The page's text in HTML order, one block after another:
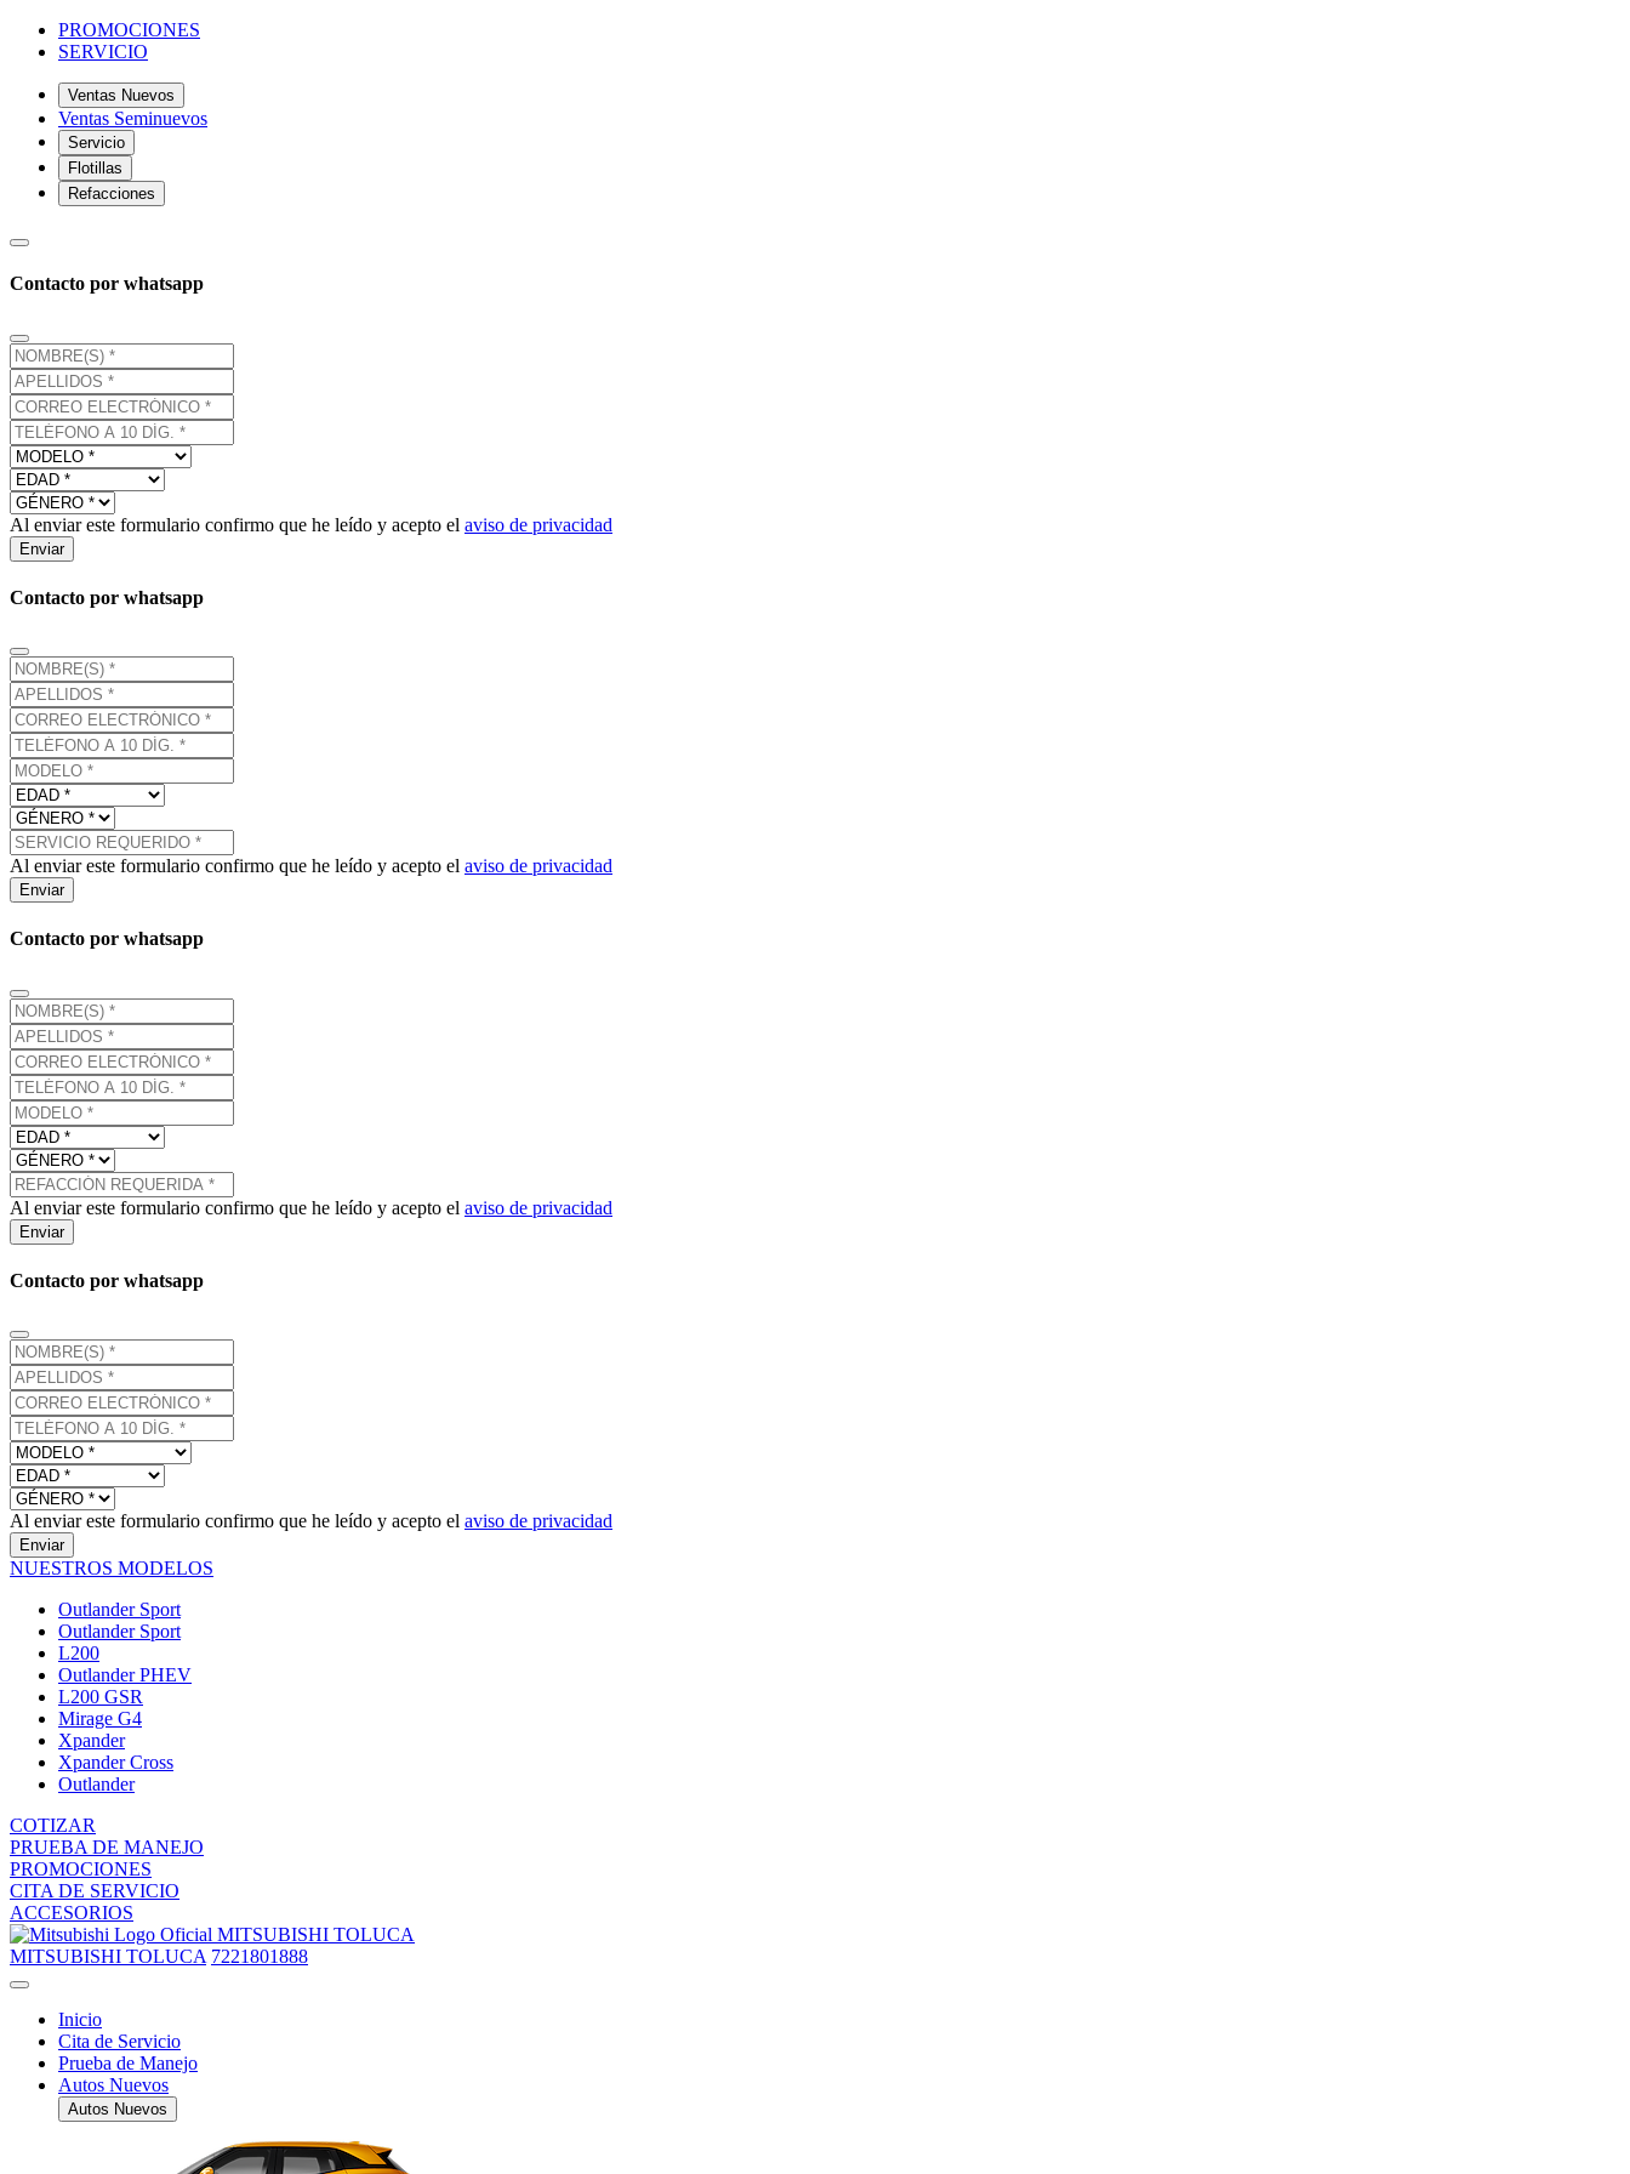
PROMOCIONES
SERVICIO
Ventas Nuevos
Ventas Seminuevos
Servicio
Flotillas
Refacciones
Contacto por whatsapp
Al enviar este formulario confirmo que he leído y acepto el aviso de privacidad
Enviar
Contacto por whatsapp
Al enviar este formulario confirmo que he leído y acepto el aviso de privacidad
Enviar
Contacto por whatsapp
Al enviar este formulario confirmo que he leído y acepto el aviso de privacidad
Enviar
Contacto por whatsapp
Al enviar este formulario confirmo que he leído y acepto el aviso de privacidad
Enviar
NUESTROS MODELOS
Outlander Sport
Outlander Sport
L200
Outlander PHEV
L200 GSR
Mirage G4
Xpander
Xpander Cross
Outlander
COTIZAR
PRUEBA DE MANEJO
PROMOCIONES
CITA DE SERVICIO
ACCESORIOS
MITSUBISHI TOLUCA
MITSUBISHI TOLUCA 7221801888
Inicio
Cita de Servicio
Prueba de Manejo
Autos Nuevos
Autos Nuevos